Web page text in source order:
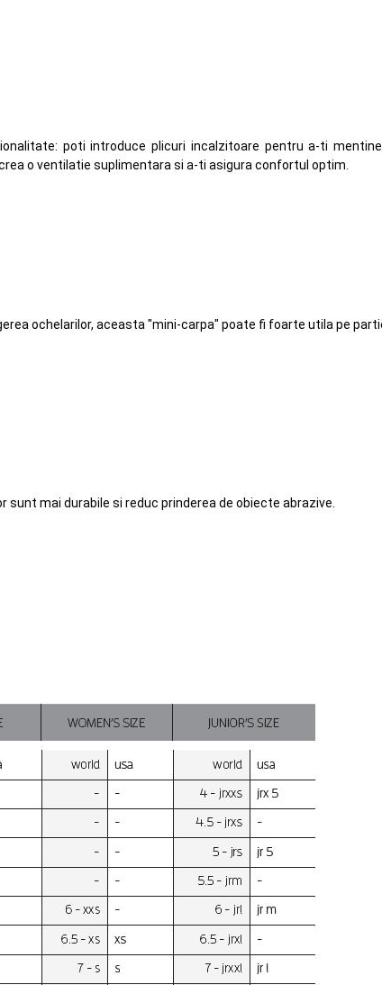
poti introduce plicuri incalzitoare pentru a-ti
o ventilatie suplimentara si a-ti asigura confortul optim.
ochelarilor, aceasta "mini-carpa" poate fi foarte utila pe
sunt mai durabile si reduc prinderea de obiecte abrazive.